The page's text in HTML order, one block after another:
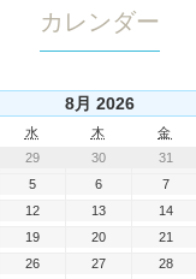
カレンダー
8月 2026
水 木 金
29 30 31
5 6 7
12 13 14
19 20 21
26 27 28